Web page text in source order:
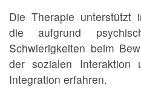
Die Therapie unterstützt
die aufgrund
Schwierigkeiten beim
der sozialen Interaktion
Integration erfahren.